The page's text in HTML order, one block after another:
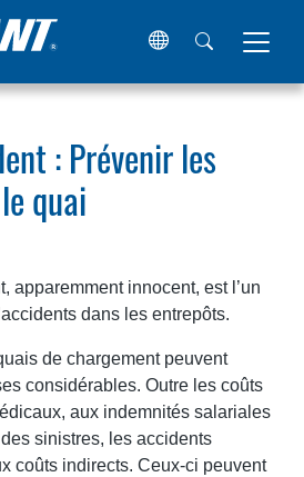
Articles Risque d'accident :
: Prévenir les
quai
apparemment innocent, est l’un
dans les entrepôts.
de chargement peuvent
considérables. Outre les coûts
aux indemnités salariales
sinistres, les accidents
coûts indirects. Ceux-ci peuvent